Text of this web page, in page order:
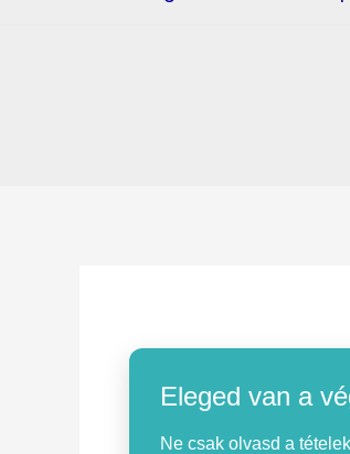
Eleged van a
Ne csak olvasd a